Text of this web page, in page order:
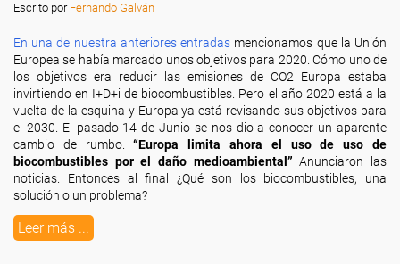
Escrito por Fernando Galván
En una de nuestra anteriores entradas mencionamos que la Unión
Europea se había marcado unos objetivos para 2020. Cómo uno de
los objetivos era reducir las emisiones de CO2 Europa estaba
invirtiendo en I+D+i de biocombustibles. Pero el año 2020 está a la
vuelta de la esquina y Europa ya está revisando sus objetivos para
el 2030. El pasado 14 de Junio se nos dio a conocer un aparente
cambio de rumbo.“Europa limita ahora el uso de uso de
biocombustibles por el daño medioambiental” Anunciaron las
noticias. Entonces al final ¿Qué son los biocombustibles, una
solución o un problema?
Leer más ...